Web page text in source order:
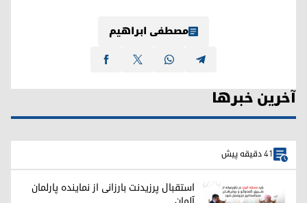
مصطفی ابراهیم
آخرین خبرها
41 دقیقه پیش
استقبال پرزیدنت بارزانی از نماینده پارلمان